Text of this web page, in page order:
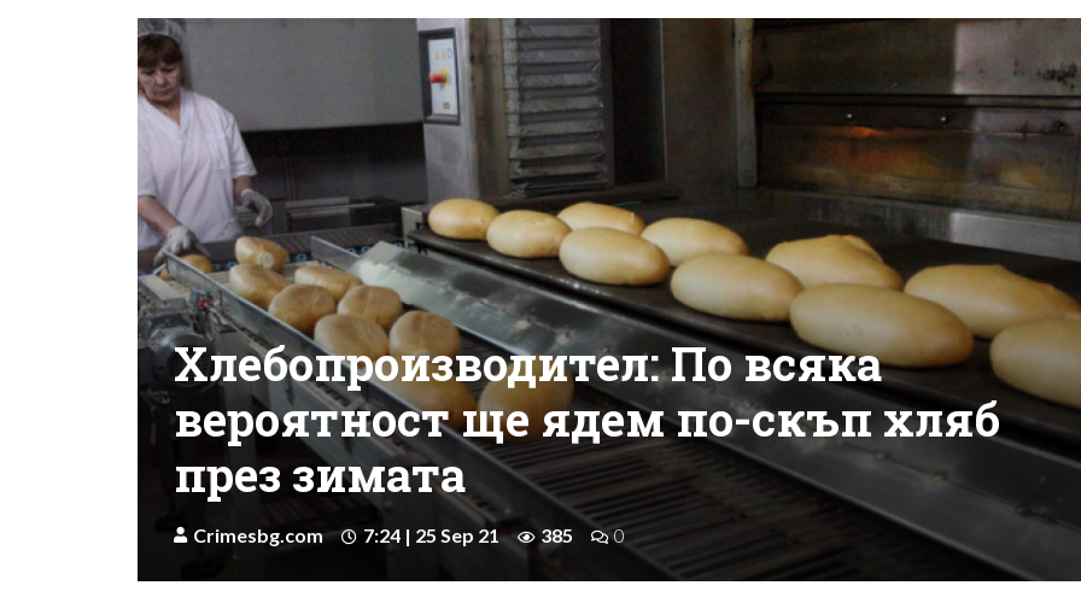
Хлебопроизводител: По всяка
вероятност ще ядем по-скъп хляб
през зимата
Crimesbg.com 7:24 | 25 Sep 21 385 0